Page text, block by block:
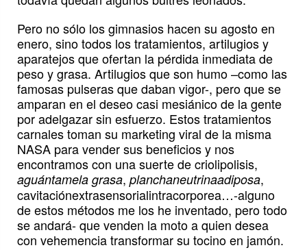
Pero no sólo los gimnasios hacen su agosto en
enero, sino todos los tratamientos, artilugios y
aparatejos que ofertan la pérdida inmediata de
peso y grasa. Artilugios que son humo –como las
famosas pulseras que daban vigor-, pero que se
amparan en el deseo casi mesiánico de la gente
por adelgazar sin esfuerzo. Estos tratamientos
carnales toman su marketing viral de la misma
NASA para vender sus beneficios y nos
encontramos con una suerte de criolipolisis,
aguántamela grasa, planchaneutrinaadiposa,
cavitaciónextrasensorialintracorporea…-alguno
de estos métodos me los he inventado, pero todo
se andará- que venden la moto a quien desea
con vehemencia transformar su tocino en jamón.